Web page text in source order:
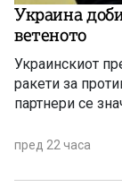
Украина
ветеното
Украинскиот
ракети за
партнери се
пред 22 часа